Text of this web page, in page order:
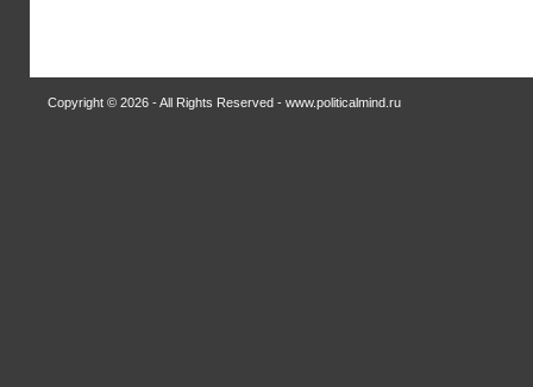
Copyright © 2026 - All Rights Reserved - www.politicalmind.ru